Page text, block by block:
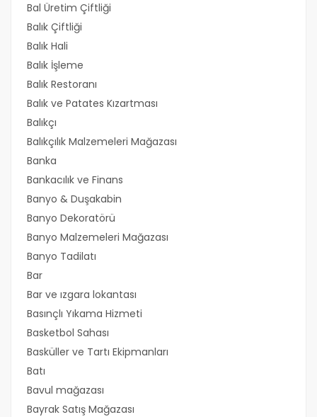
Bal Üretim Çiftliği
Balık Çiftliği
Balık Hali
Balık İşleme
Balık Restoranı
Balık ve Patates Kızartması
Balıkçı
Balıkçılık Malzemeleri Mağazası
Banka
Bankacılık ve Finans
Banyo & Duşakabin
Banyo Dekoratörü
Banyo Malzemeleri Mağazası
Banyo Tadilatı
Bar
Bar ve ızgara lokantası
Basınçlı Yıkama Hizmeti
Basketbol Sahası
Basküller ve Tartı Ekipmanları
Batı
Bavul mağazası
Bayrak Satış Mağazası